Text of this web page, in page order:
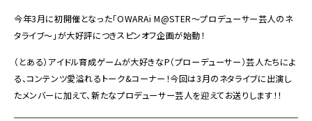
今年3月に初開催となった「OWARAi M@STER〜プロデューサー芸人のネ
タライブ〜」が大好評につきスピンオフ企画が始動！
（とある）アイドル育成ゲームが大好きなP（プローデューサー）芸人たちによ
る、コンテンツ愛溢れるトーク&コーナー！今回は3月のネタライブに出演し
たメンバーに加えて、新たなプロデューサー芸人を迎えてお送りします！！